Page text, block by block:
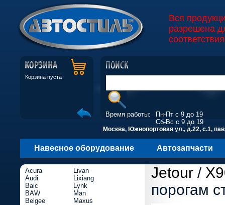
Вся
разрешена
Корзина пуста
Время работы:
Пн-Пт с 9 до 19
Сб-Вс с 9 до 19
Москва, Южнопортовая ул., д.22, с.1,
Навесное оборудование Автозапчасти
Jetour /
порогам
Acura
Audi
Baic
BAW
Belgee
Livan
Lixiang
Lynk
Man
Maxus